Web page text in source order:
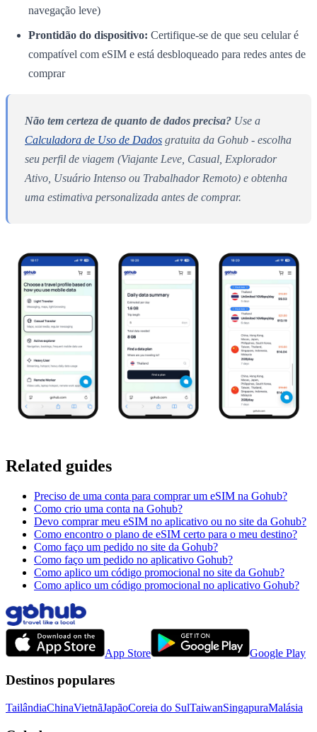
navegação leve)
Prontidão do dispositivo: Certifique-se de que seu celular é
compatível com eSIM e está desbloqueado para redes antes de
comprar
Não tem certeza de quanto de dados precisa? Use a
Calculadora de Uso de Dados gratuita da Gohub - escolha
seu perfil de viagem (Viajante Leve, Casual, Explorador
Ativo, Usuário Intenso ou Trabalhador Remoto) e obtenha
uma estimativa personalizada antes de comprar.
Related guides
Preciso de uma conta para comprar um eSIM na Gohub?
Como crio uma conta na Gohub?
Devo comprar meu eSIM no aplicativo ou no site da Gohub?
Como encontro o plano de eSIM certo para o meu destino?
Como faço um pedido no site da Gohub?
Como faço um pedido no aplicativo Gohub?
Como aplico um código promocional no site da Gohub?
Como aplico um código promocional no aplicativo Gohub?
App Store Google Play
Destinos populares
TailândiaChinaVietnãJapãoCoreia do SulTaiwanSingapuraMalásia